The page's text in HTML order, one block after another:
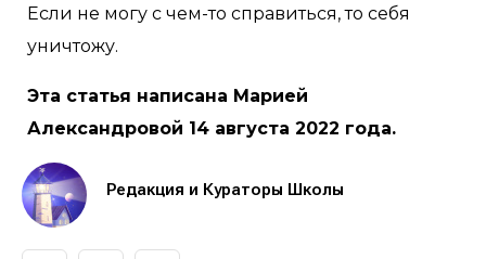
Если не могу с чем-то справиться, то себя
уничтожу.
Эта статья написана Марией
Александровой 14 августа 2022 года.
Редакция и Кураторы Школы